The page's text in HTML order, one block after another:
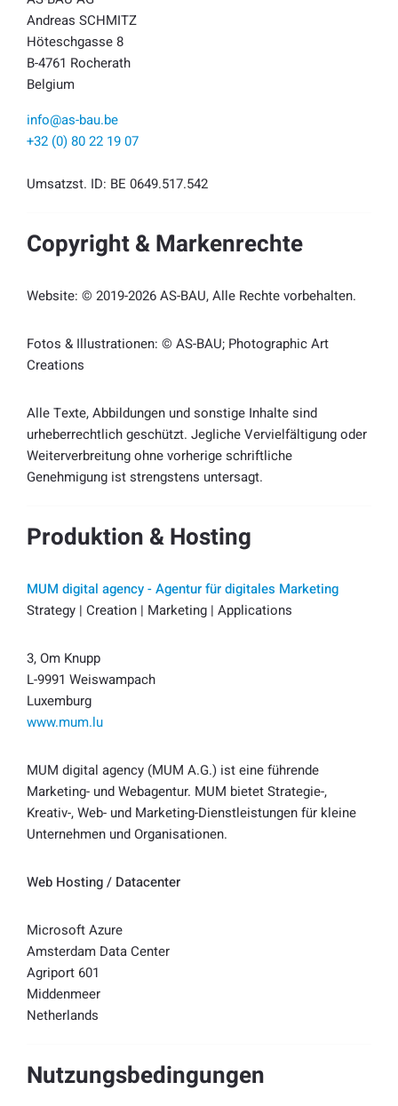
Andreas SCHMITZ
Höteschgasse 8
B-4761 Rocherath
Belgium
info@as-bau.be
+32 (0) 80 22 19 07
Umsatzst. ID: BE 0649.517.542
Copyright & Markenrechte
Website: © 2019-2026 AS-BAU, Alle Rechte vorbehalten.
Fotos & Illustrationen: © AS-BAU; Photographic Art
Creations
Alle Texte, Abbildungen und sonstige Inhalte sind
urheberrechtlich geschützt. Jegliche Vervielfältigung oder
Weiterverbreitung ohne vorherige schriftliche
Genehmigung ist strengstens untersagt.
Produktion & Hosting
MUM digital agency - Agentur für digitales Marketing
Strategy | Creation | Marketing | Applications
3, Om Knupp
L-9991 Weiswampach
Luxemburg
www.mum.lu
MUM digital agency (MUM A.G.) ist eine führende
Marketing- und Webagentur. MUM bietet Strategie-,
Kreativ-, Web- und Marketing-Dienstleistungen für kleine
Unternehmen und Organisationen.
Web Hosting / Datacenter
Microsoft Azure
Amsterdam Data Center
Agriport 601
Middenmeer
Netherlands
Nutzungsbedingungen